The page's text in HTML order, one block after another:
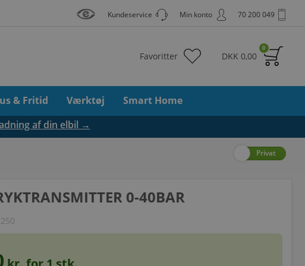
70 200 049
Min konto
Kundeservice
0
DKK 0,00
Favoritter
& Fritid Værktøj
Smart Home
af din elbil →
Privat
0-40BAR